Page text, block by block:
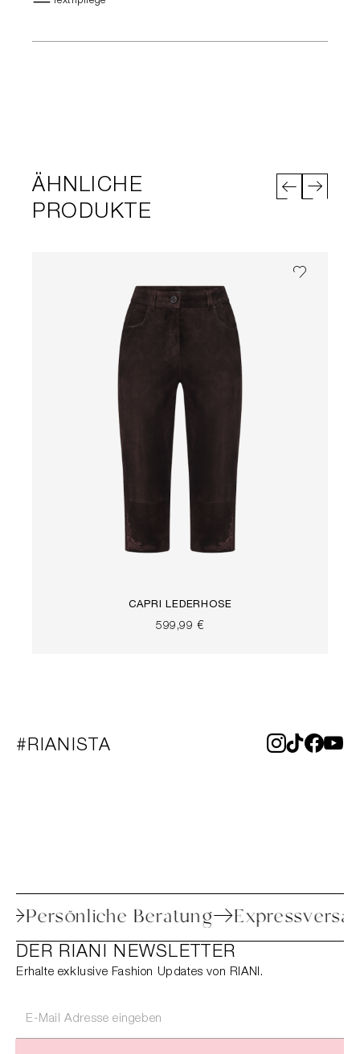
ÄHNLICHE
PRODUKTE
CAPRI LEDERHOSE
599,99 €
#RIANISTA
Persönliche Beratung
DER RIANI NEWSLETTER
Erhalte exklusive Fashion Updates von RIANI.